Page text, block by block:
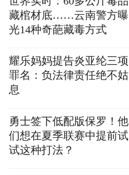
藏棺材底……云南警方曝
光14种奇葩藏毒方式
耀乐妈妈提告炎亚纶三项
罪名：负法律责任绝不姑
息
勇士签下低配版保罗！他
们想在夏季联赛中提前试
试这种打法？